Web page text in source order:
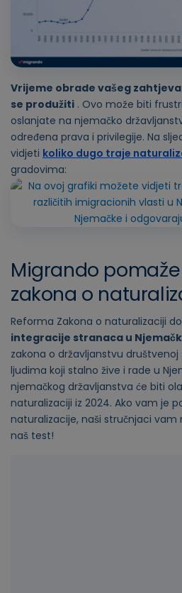
Vrijeme obrade vašeg
se produžiti . Ovo može biti
oslanjate na njemačko
određena prava i privilegije. Na
vidjeti koliko dugo traje
gradovima:
Migrando
zakona o
Reforma Zakona o naturalizaciji
integracije stranaca u
zakona o državljanstvu
ljudima koji stalno žive i rade u
njemačkog državljanstva će biti
naturalizaciji iz 2024. Ako vam je
naturalizacije, naši stručnjaci
naš test!